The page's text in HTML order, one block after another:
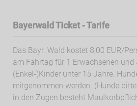
Bayerwald Ticket - Tarife
Das Bayr. Wald kostet 8,00 EUR/
am Fahrtag für 1 Erwachsenen und
(Enkel-)Kinder unter 15 Jahre.
mitgenommen werden. (Hunde
in den Zügen besteht